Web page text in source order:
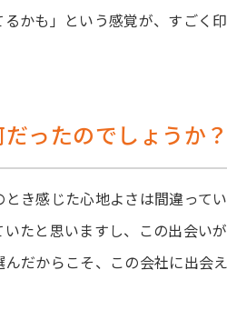
かも」という感覚が、すごく印
ったのでしょうか？
き感じた心地よさは間違って
たと思いますし、この出会い
だからこそ、この会社に出会